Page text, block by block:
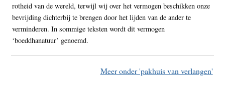
rotheid van de wereld, terwijl wij over het vermogen beschikken onze
bevrijding dichterbij te brengen door het lijden van de ander te
verminderen. In sommige teksten wordt dit vermogen
‘boeddhanatuur’ genoemd.
Meer onder 'pakhuis van verlangen'